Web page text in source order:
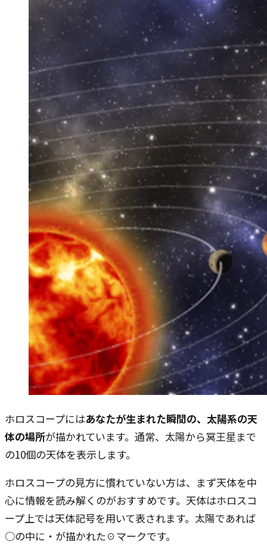
ホロスコープにはあなたが生まれた瞬間の、太陽系の天
体の場所が描かれています。通常、太陽から冥王星まで
の10個の天体を表示します。
ホロスコープの見方に慣れていない方は、まず天体を中
心に情報を読み解くのがおすすめです。天体はホロスコ
ープ上では天体記号を用いて表されます。太陽であれば
○の中に・が描かれた☉マークです。